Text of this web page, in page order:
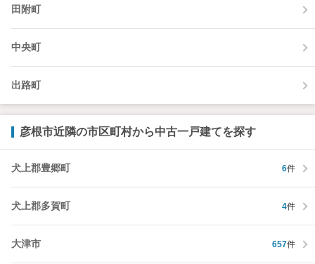
田附町
中央町
出路町
彦根市近隣の市区町村から中古一戸建てを探す
犬上郡豊郷町 6件
犬上郡多賀町 4件
大津市 657件